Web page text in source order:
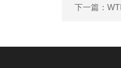
下一篇：